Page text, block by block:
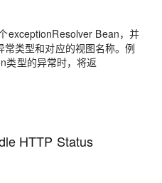
exceptionResolver Bean，并
类型和对应的视图名称。例
类型的异常时，将返
HTTP Status